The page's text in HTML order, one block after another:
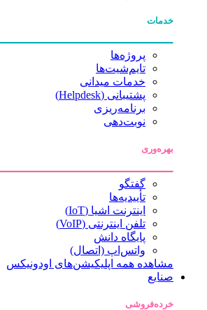
خدمات
پروژه‌ها
تایم‌شیت‌ها
خدمات میدانی
پشتیبانی (Helpdesk)
برنامه‌ریزی
نوبت‌دهی
بهره‌وری
گفتگو
تأییدیه‌ها
اینترنت اشیا (IoT)
تلفن اینترنتی (VoIP)
پایگاه دانش
واتس‌اپ (اتصال)
مشاهده همه اپلیکیشن‌های اودونیکس
صنایع
خرده‌فروشی